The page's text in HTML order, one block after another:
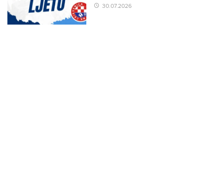
30.07.2026